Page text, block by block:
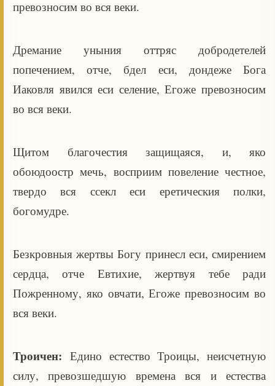
превозносим во вся веки.
Дремание уныния оттряс добродетелей
попечением, отче, бдел еси, дондеже Бога
Иаковля явился еси селение, Егоже превозносим
во вся веки.
Щитом благочестия защищаяся, и, яко
обоюдоостр мечь, восприим повеление честное,
твердо вся ссекл еси еретическия полки,
богомудре.
Безкровныя жертвы Богу принесл еси, смирением
сердца, отче Евтихие, жертвуя тебе ради
Пожренному, яко овчати, Егоже превозносим во
вся веки.
Троичен: Едино естество Троицы, неисчетную
силу, превозшедшую времена вся и естества